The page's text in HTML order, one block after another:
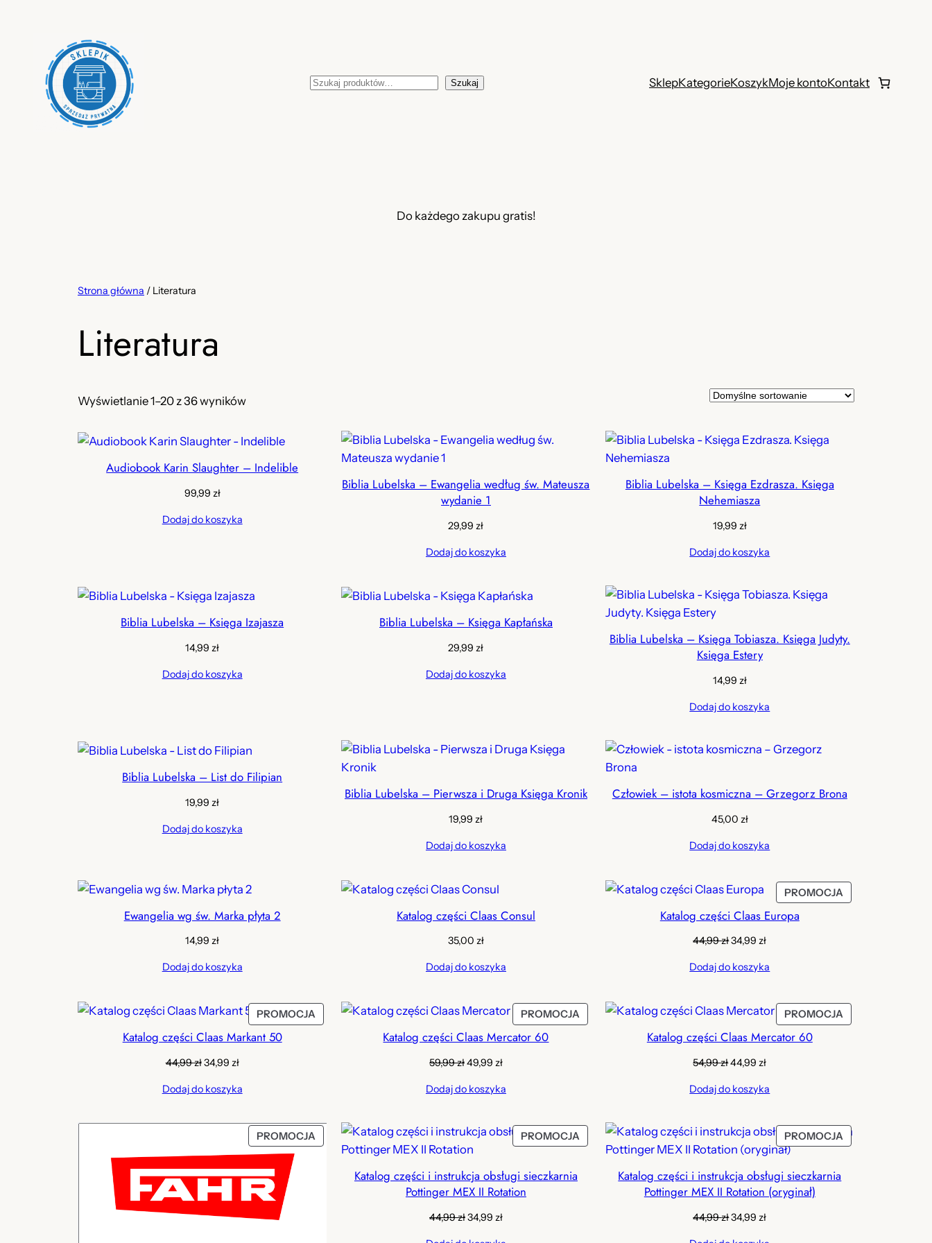
Szukaj Szukaj SklepKategorieKoszykMoje kontoKontakt
Do każdego zakupu gratis!
Strona główna / Literatura
Literatura
Wyświetlanie 1–20 z 36 wyników
Audiobook Karin Slaughter – Indelible
99,99 zł
Dodaj do koszyka
Biblia Lubelska – Ewangelia według św. Mateusza
wydanie 1
29,99zł
Dodaj do koszyka
Biblia Lubelska – Księga Ezdrasza. Księga
Nehemiasza
19,99 zł
Dodaj do koszyka
Biblia Lubelska – Księga Izajasza
14,99zł
Dodaj do koszyka
Biblia Lubelska – Księga Kapłańska
29,99zł
Dodaj do koszyka
Biblia Lubelska – Księga Tobiasza. Księga Judyty.
Księga Estery
14,99 zł
Dodaj do koszyka
Biblia Lubelska – List do Filipian
19,99 zł
Dodaj do koszyka
Biblia Lubelska – Pierwsza i Druga Księga Kronik
19,99zł
Dodaj do koszyka
Człowiek – istota kosmiczna – Grzegorz Brona
45,00 zł
Dodaj do koszyka
Ewangelia wg św. Marka płyta 2
14,99zł
Dodaj do koszyka
Katalog części Claas Consul
35,00 zł
Dodaj do koszyka
PROMOCJAPRODUKT
W
Katalog części Claas Europa
44,99złPierwotna
wynosiła:
34,99złAktualna
wynosi:
Dodaj do koszyka
PROMOCJA PRODUKT
W
Katalog części Claas Markant 50
44,99złPierwotna
wynosiła:
34,99 złAktualna
wynosi:
Dodaj do koszyka
PROMOCJAPRODUKT
W
Katalog części Claas Mercator 60
59,99złPierwotna
wynosiła:
49,99 złAktualna
wynosi:
Dodaj do koszyka
PROMOCJAPRODUKT
W
Katalog części Claas Mercator 60
54,99złPierwotna
wynosiła:
44,99złAktualna
wynosi:
Dodaj do koszyka
PROMOCJA PRODUKT
W
PROMOCJAPRODUKT
W
Katalog części i instrukcja obsługi sieczkarnia
Pottinger MEX II Rotation
44,99złPierwotna
34,99 złAktualna
PROMOCJAPRODUKT
W
Katalog części i instrukcja obsługi sieczkarnia
Pottinger MEX II Rotation (oryginał)
44,99złPierwotna
34,99złAktualna